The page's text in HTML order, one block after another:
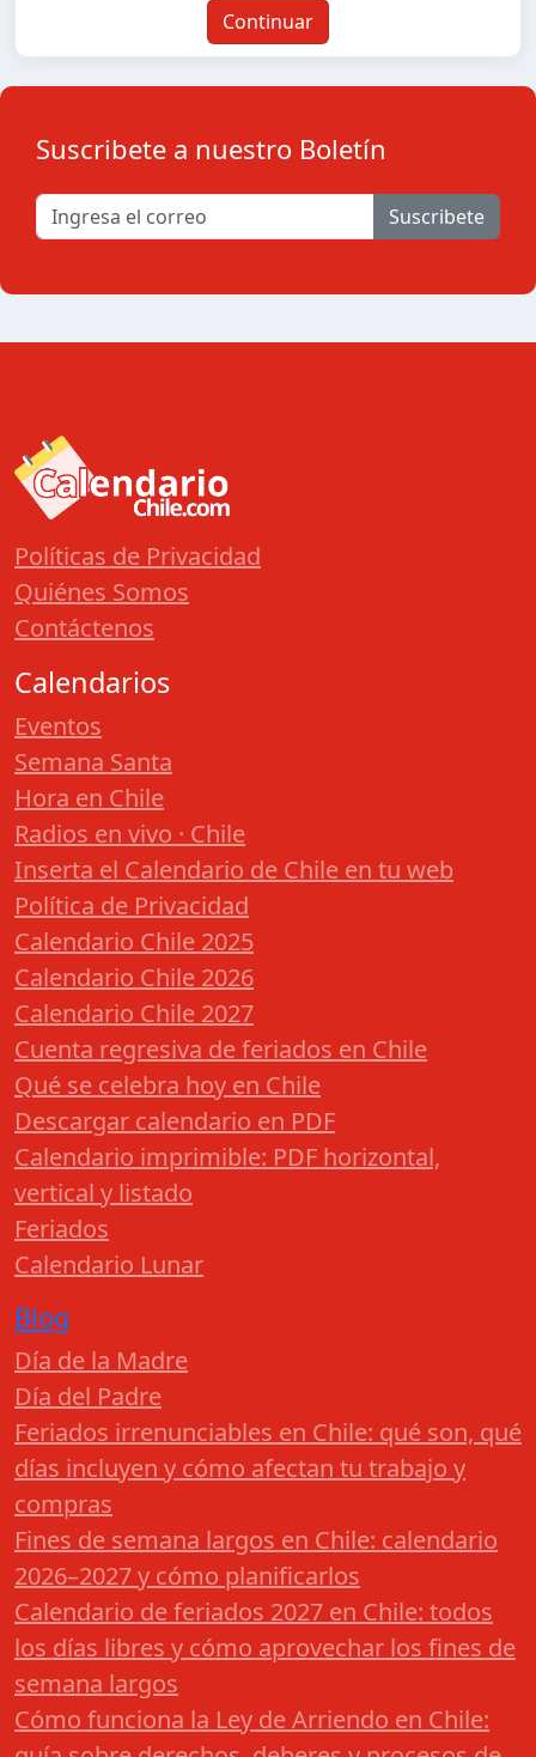
Continuar
Suscribete a nuestro Boletín
Suscribete
Políticas de Privacidad
Quiénes Somos
Contáctenos
Calendarios
Eventos
Semana Santa
Hora en Chile
Radios en vivo · Chile
Inserta el Calendario de Chile en tu web
Política de Privacidad
Calendario Chile 2025
Calendario Chile 2026
Calendario Chile 2027
Cuenta regresiva de feriados en Chile
Qué se celebra hoy en Chile
Descargar calendario en PDF
Calendario imprimible: PDF horizontal,
vertical y listado
Feriados
Calendario Lunar
Blog
Día de la Madre
Día del Padre
Feriados irrenunciables en Chile: qué son, qué
días incluyen y cómo afectan tu trabajo y
compras
Fines de semana largos en Chile: calendario
2026–2027 y cómo planificarlos
Calendario de feriados 2027 en Chile: todos
los días libres y cómo aprovechar los fines de
semana largos
Cómo funciona la Ley de Arriendo en Chile: